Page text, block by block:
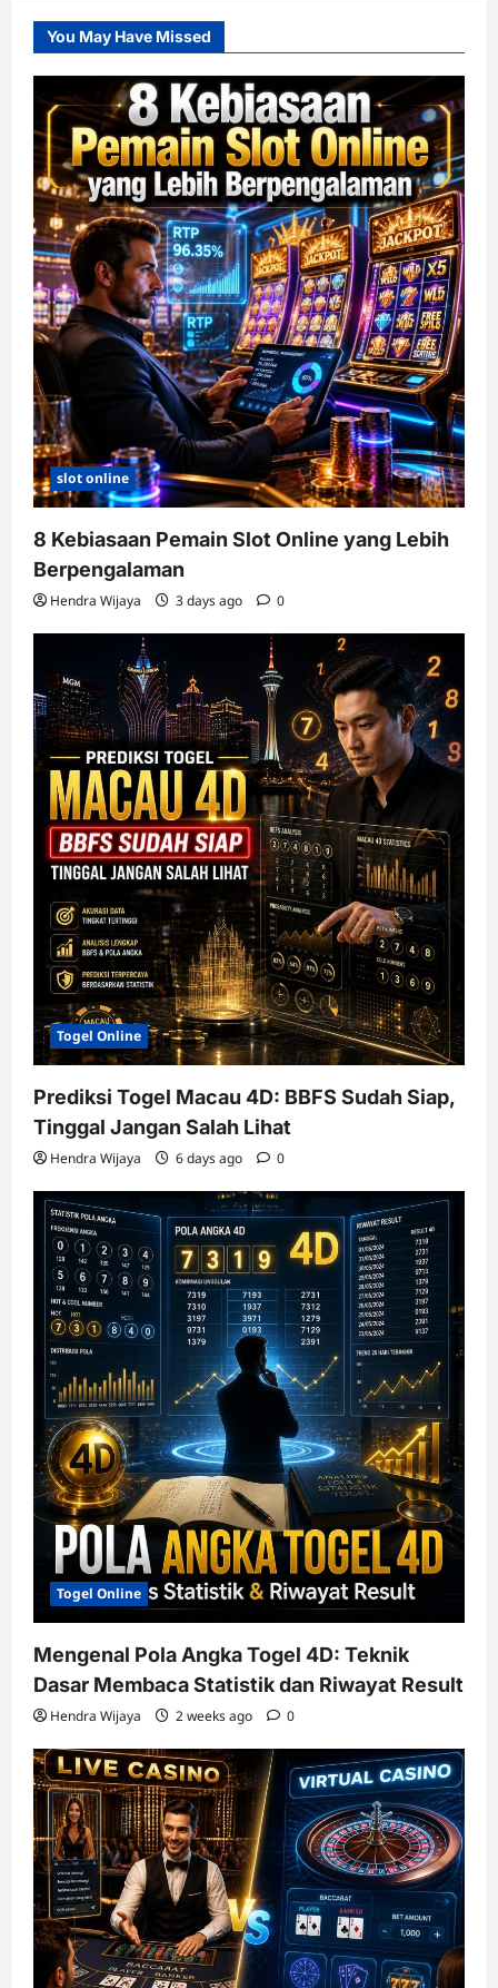
You May Have Missed
slot online
8 Kebiasaan Pemain Slot Online yang Lebih
Berpengalaman
Hendra Wijaya 3 days ago 0
Togel Online
Prediksi Togel Macau 4D: BBFS Sudah Siap,
Tinggal Jangan Salah Lihat
Hendra Wijaya 6 days ago 0
Togel Online
Mengenal Pola Angka Togel 4D: Teknik
Dasar Membaca Statistik dan Riwayat Result
Hendra Wijaya 2 weeks ago 0